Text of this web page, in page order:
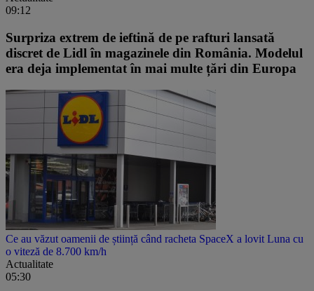
09:12
Surpriza extrem de ieftină de pe rafturi lansată
discret de Lidl în magazinele din România. Modelul
era deja implementat în mai multe țări din Europa
Ce au văzut oamenii de știință când racheta SpaceX a lovit Luna cu
o viteză de 8.700 km/h
Actualitate
05:30